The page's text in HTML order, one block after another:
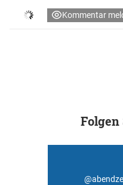
Kommentar
Folgen